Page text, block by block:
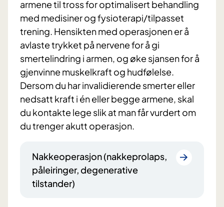
armene til tross for optimalisert behandling
med medisiner og fysioterapi/tilpasset
trening. Hensikten med operasjonen er å
avlaste trykket på nervene for å gi
smertelindring i armen, og øke sjansen for å
gjenvinne muskelkraft og hudfølelse.
Dersom du har invalidierende smerter eller
nedsatt kraft i én eller begge armene, skal
du kontakte lege slik at man får vurdert om
du trenger akutt operasjon.
Nakkeoperasjon (nakkeprolaps,
påleiringer, degenerative
tilstander)